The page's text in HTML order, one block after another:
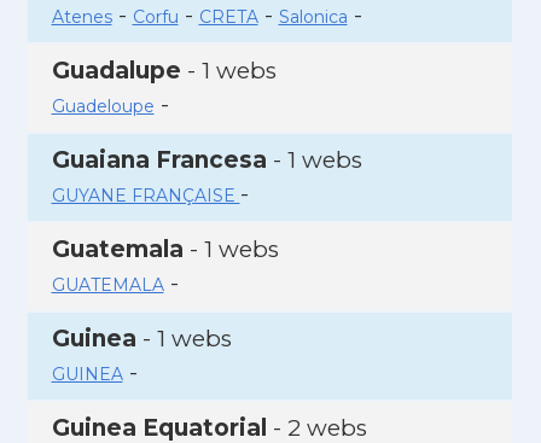
Atenes- Corfu - CRETA- Salonica -
Guadalupe - 1 webs
Guadeloupe -
Guaiana Francesa - 1 webs
GUYANE FRANÇAISE -
Guatemala - 1 webs
GUATEMALA-
Guinea - 1 webs
GUINEA-
Guinea Equatorial - 2 webs